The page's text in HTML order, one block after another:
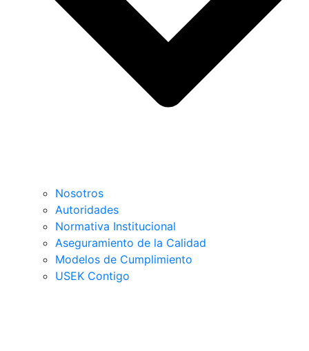
Nosotros
Autoridades
Normativa Institucional
Aseguramiento de la Calidad
Modelos de Cumplimiento
USEK Contigo